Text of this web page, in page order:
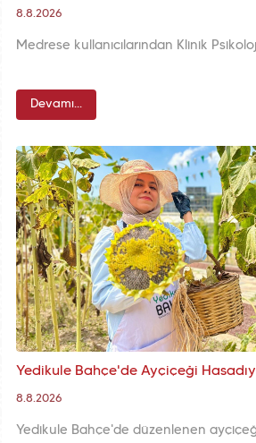
8.8.2026
Devamı...
8.8.2026